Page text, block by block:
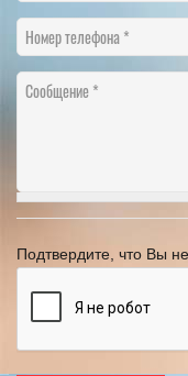
Номер телефона
Сообщение
Подтвердите, что Вы